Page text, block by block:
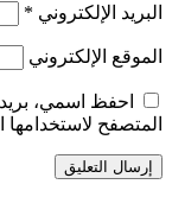
البريد الإلكتروني *
الموقع الإلكتروني
احفظ اسمي،
المتصفح لاستخدامها